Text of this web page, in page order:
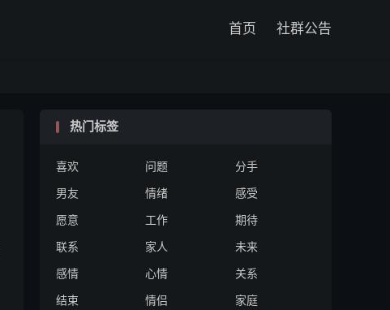
首页 社群公告
热门标签
喜欢 问题
分手
男友
情绪
感受
愿意
工作
期待
联系
家人
未来
感情
心情
关系
结束
情侣
家庭